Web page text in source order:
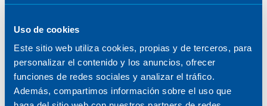
Uso de cookies
Este sitio web utiliza cookies, propias y de terceros, para
personalizar el contenido y los anuncios, ofrecer
funciones de redes sociales y analizar el tráfico.
Además, compartimos información sobre el uso que
ENERGY MARINE INNOVATION